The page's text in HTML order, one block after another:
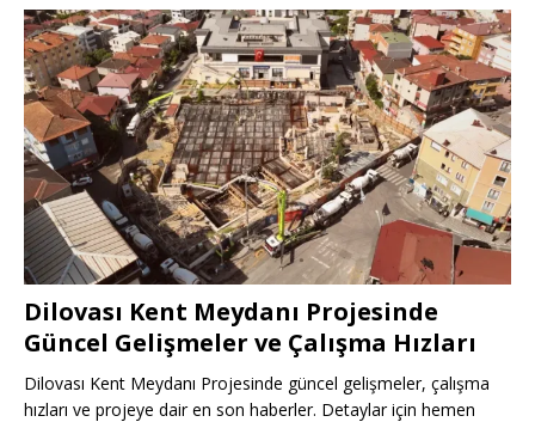
Dilovası Kent Meydanı Projesinde
Güncel Gelişmeler ve Çalışma Hızları
Dilovası Kent Meydanı Projesinde güncel gelişmeler, çalışma
hızları ve projeye dair en son haberler. Detaylar için hemen